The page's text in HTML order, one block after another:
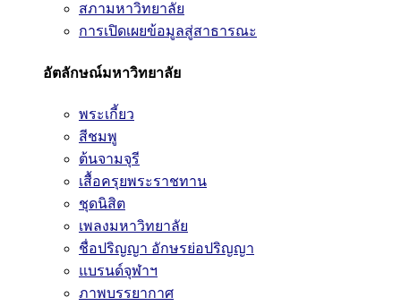
สภามหาวิทยาลัย
การเปิดเผยข้อมูลสู่สาธารณะ
อัตลักษณ์มหาวิทยาลัย
พระเกี้ยว
สีชมพู
ต้นจามจุรี
เสื้อครุยพระราชทาน
ชุดนิสิต
เพลงมหาวิทยาลัย
ชื่อปริญญา อักษรย่อปริญญา
แบรนด์จุฬาฯ
ภาพบรรยากาศ